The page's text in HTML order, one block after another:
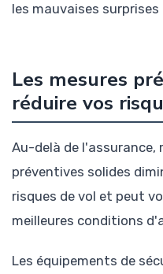
les mauvaises
Les mesures
réduire vos
Au-delà de l'assurance,
préventives solides
risques de vol et peut
meilleures conditions
Les équipements de